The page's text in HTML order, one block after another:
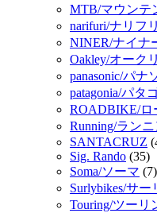
MTB/マウンテ
narifuri/ナリフリ
NINER/ナイナ
Oakley/オーク
panasonic/パナ
patagonia/パタ
ROADBIKE/ロ
Running/ラン
SANTACRUZ
Sig. Rando (35)
Soma/ソーマ (7)
Surlybikes/サー
Touring/ツーリ